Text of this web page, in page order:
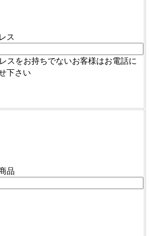
ス
スをお持ちでないお客様はお電話に
下さい
品